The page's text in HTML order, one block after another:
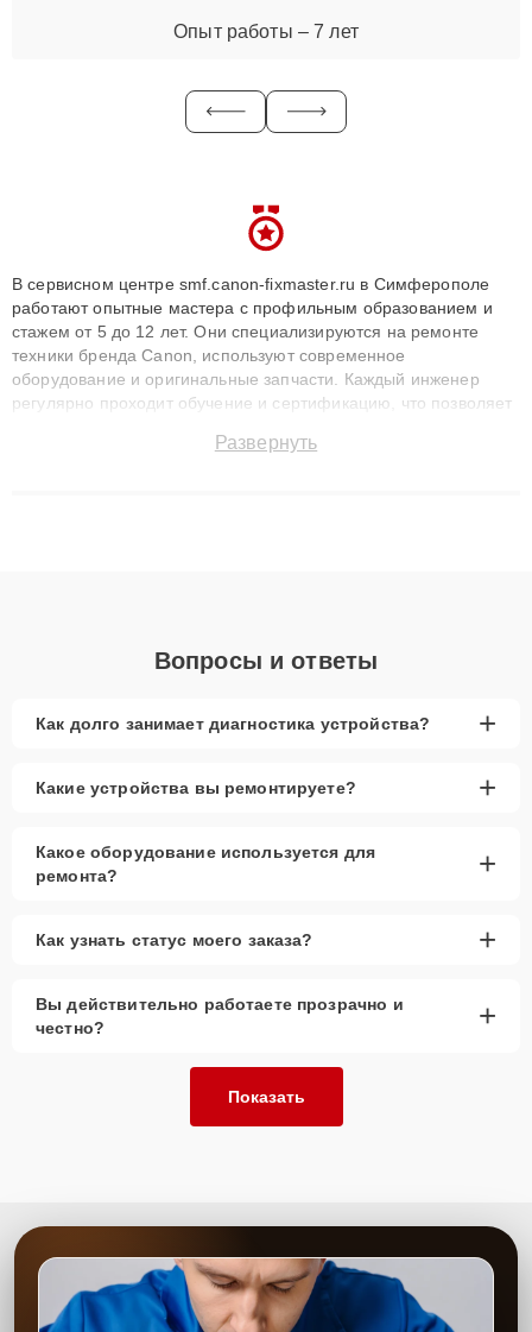
Опыт работы – 7 лет
В сервисном центре smf.canon-fixmaster.ru в Симферополе
работают опытные мастера с профильным образованием и
стажем от 5 до 12 лет. Они специализируются на ремонте
техники бренда Canon, используют современное
оборудование и оригинальные запчасти. Каждый инженер
регулярно проходит обучение и сертификацию, что позволяет
технику с сохранением гарантии до 3 лет. Наши мастера
Развернуть
Вопросы и ответы
Как долго занимает диагностика устройства? +
Какие устройства вы ремонтируете? +
Какое оборудование используется для
ремонта?
+
Как узнать статус моего заказа? +
Вы действительно работаете прозрачно и
честно?
+
Показать